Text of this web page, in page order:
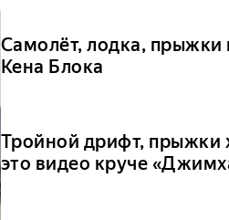
Самолёт, лодка,
Кена Блока
Тройной дрифт, прыжки
это видео круче